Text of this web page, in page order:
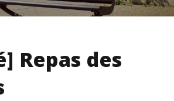
Repas des